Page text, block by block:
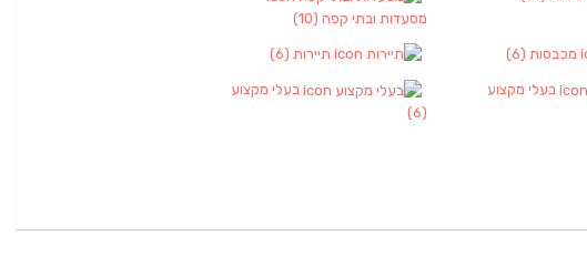
מסעדות ובתי קפה (10)
מכבסות (6) תיירות (6)
בעלי מקצוע
בעלי מקצוע
(6)